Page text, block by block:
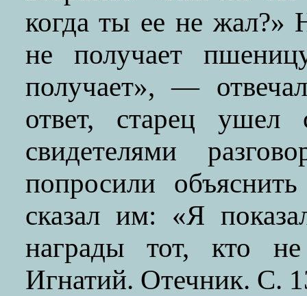
когда ты ее не жал?»
не получает
получает», —
ответ, старец
свидетелями
попросили
сказал им: «Я
награды тот, кто
Игнатий. Отечник. С.